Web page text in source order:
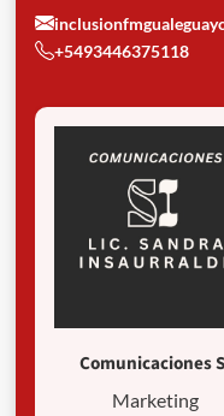
+5493446375118
Comunicaciones
Marketing